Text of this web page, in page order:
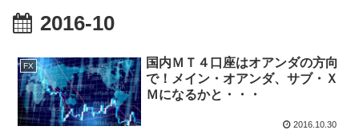
2016-10
FX
国内ＭＴ４口座はオアンダの方向
で！メイン・オアンダ、サブ・Ｘ
Ｍになるかと・・・
2016.10.30